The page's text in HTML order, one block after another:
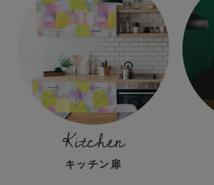
Kitchen
キッチン扉